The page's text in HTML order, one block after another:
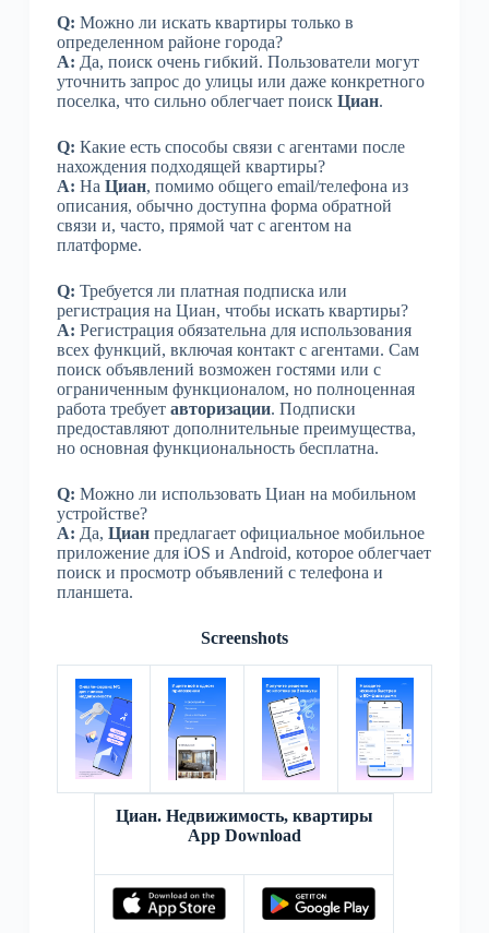
Q: Можно ли искать квартиры только в
определенном районе города?
A: Да, поиск очень гибкий. Пользователи могут
уточнить запрос до улицы или даже конкретного
поселка, что сильно облегчает поиск Циан.
Q: Какие есть способы связи с агентами после
нахождения подходящей квартиры?
A: На Циан, помимо общего email/телефона из
описания, обычно доступна форма обратной
связи и, часто, прямой чат с агентом на
платформе.
Q: Требуется ли платная подписка или
регистрация на Циан, чтобы искать квартиры?
A: Регистрация обязательна для использования
всех функций, включая контакт с агентами. Сам
поиск объявлений возможен гостями или с
ограниченным функционалом, но полноценная
работа требует авторизации. Подписки
предоставляют дополнительные преимущества,
но основная функциональность бесплатна.
Q: Можно ли использовать Циан на мобильном
устройстве?
A: Да, Цианпредлагает официальное мобильное
приложение для iOS и Android, которое облегчает
поиск и просмотр объявлений с телефона и
планшета.
Screenshots
Циан. Недвижимость, квартиры
App Download